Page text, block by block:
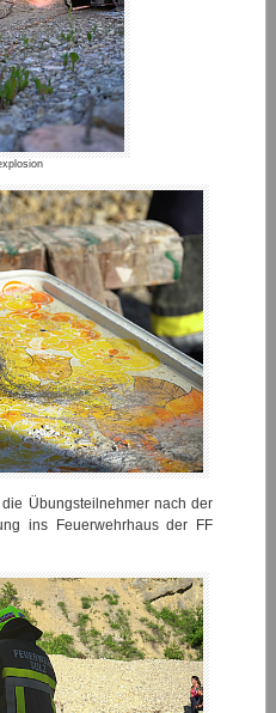
Übungsteilnehmer nach der
ins Feuerwehrhaus der FF